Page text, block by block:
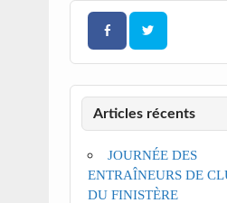
Articles récents
JOURNÉE DES
ENTRAÎNEURS DE
DU FINISTÈRE